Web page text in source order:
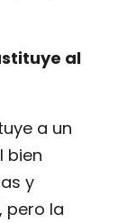
al
a un
bien
y
pero la